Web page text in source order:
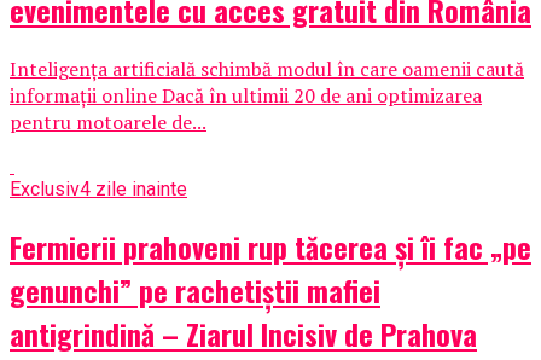
evenimentele cu acces gratuit din România
Inteligența artificială schimbă modul în care oamenii caută
informații online Dacă în ultimii 20 de ani optimizarea
pentru motoarele de...
Exclusiv4 zile inainte
Fermierii prahoveni rup tăcerea și îi fac „pe
genunchi” pe rachetiștii mafiei
antigrindină – Ziarul Incisiv de Prahova